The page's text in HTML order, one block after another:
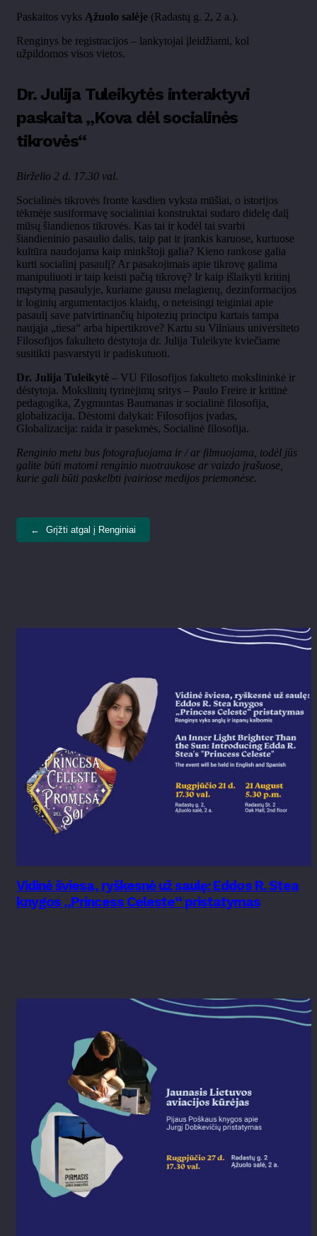
Paskaitos vyks Ąžuolo salėje (Radastų g. 2, 2 a.).
Renginys be registracijos – lankytojai įleidžiami, kol
užpildomos visos vietos.
Dr. Julija Tuleikytės interaktyvi
paskaita „Kova dėl socialinės
tikrovės“
Birželio 2 d. 17.30 val.
Socialinės tikrovės fronte kasdien vyksta mūšiai, o istorijos
tėkmėje susiformavę socialiniai konstruktai sudaro didelę dalį
mūsų šiandienos tikrovės. Kas tai ir kodėl tai svarbi
šiandieninio pasaulio dalis, taip pat ir įrankis karuose, kuriuose
kultūra naudojama kaip minkštoji galia? Kieno rankose galia
kurti socialinį pasaulį? Ar pasakojimais apie tikrovę galima
manipuliuoti ir taip keisti pačią tikrovę? Ir kaip išlaikyti kritinį
mąstymą pasaulyje, kuriame gausu melagienų, dezinformacijos
ir loginių argumentacijos klaidų, o neteisingi teiginiai apie
pasaulį save patvirtinančių hipotezių principu kartais tampa
naująja „tiesa“ arba hipertikrove? Kartu su Vilniaus universiteto
Filosofijos fakulteto dėstytoja dr. Julija Tuleikyte kviečiame
susitikti pasvarstyti ir padiskutuoti.
Dr. Julija Tuleikytė – VU Filosofijos fakulteto mokslininkė ir
dėstytoja. Mokslinių tyrinėjimų sritys – Paulo Freire ir kritinė
pedagogika, Zygmuntas Baumanas ir socialinė filosofija,
globalizacija. Dėstomi dalykai: Filosofijos įvadas,
Globalizacija: raida ir pasekmės, Socialinė filosofija.
Renginio metu bus fotografuojama ir / ar filmuojama, todėl jūs
galite būti matomi renginio nuotraukose ar vaizdo įrašuose,
kurie gali būti paskelbti įvairiose medijos priemonėse.
← Grįžti atgal į Renginiai
Vidinė šviesa, ryškesnė už saulę: Eddos R. Stea
knygos „Princess Celeste“ pristatymas